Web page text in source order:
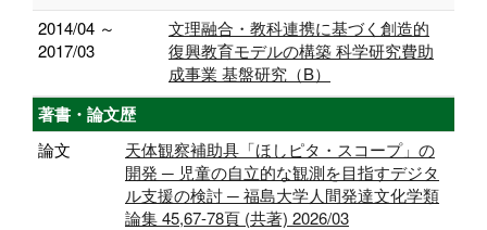
2014/04 ～
2017/03
文理融合・教科連携に基づく創造的
復興教育モデルの構築 科学研究費助
成事業 基盤研究（B）
著書・論文歴
論文
天体観察補助具「ほしピタ・スコープ」の
開発 ─ 児童の自立的な観測を目指すデジタ
ル支援の検討 ─ 福島大学人間発達文化学類
論集 45,67-78頁 (共著) 2026/03